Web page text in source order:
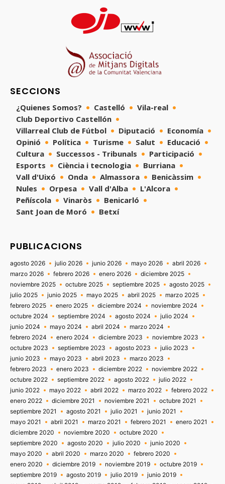
SECCIONS
¿Quienes Somos? Castelló
Vila-real
Club Deportivo Castellón
Villarreal Club de Fútbol
Diputació
Economía
Opinió
Política Turisme Salut
Educació
Cultura
Successos - Tribunals
Participació
Esports
Ciència i tecnologia
Burriana
Vall d'Uixó
Onda Almassora
Benicàssim
Nules
Orpesa Vall d'Alba
L'Alcora
Peñíscola
Vinaròs
Benicarló
Sant Joan de Moró
Betxí
PUBLICACIONS
agosto 2026 julio 2026 junio 2026 mayo 2026
abril 2026
marzo 2026
febrero 2026 enero 2026
diciembre 2025
noviembre 2025
octubre 2025 septiembre 2025
agosto 2025
julio 2025
junio 2025 mayo 2025 abril 2025
marzo 2025
febrero 2025
enero 2025 diciembre 2024
noviembre 2024
octubre 2024
septiembre 2024 agosto 2024
julio 2024
junio 2024
mayo 2024 abril 2024
marzo 2024
febrero 2024
enero 2024 diciembre 2023
noviembre 2023
octubre 2023
septiembre 2023 agosto 2023
julio 2023
junio 2023
mayo 2023 abril 2023
marzo 2023
febrero 2023
enero 2023 diciembre 2022
noviembre 2022
octubre 2022
septiembre 2022 agosto 2022
julio 2022
junio 2022
mayo 2022 abril 2022 marzo 2022
febrero 2022
enero 2022
diciembre 2021 noviembre 2021
octubre 2021
septiembre 2021
agosto 2021 julio 2021
junio 2021
mayo 2021
abril 2021 marzo 2021 febrero 2021
enero 2021
diciembre 2020
noviembre 2020
octubre 2020
septiembre 2020
agosto 2020 julio 2020
junio 2020
mayo 2020
abril 2020 marzo 2020
febrero 2020
enero 2020
diciembre 2019 noviembre 2019
octubre 2019
septiembre 2019
agosto 2019 julio 2019
junio 2019